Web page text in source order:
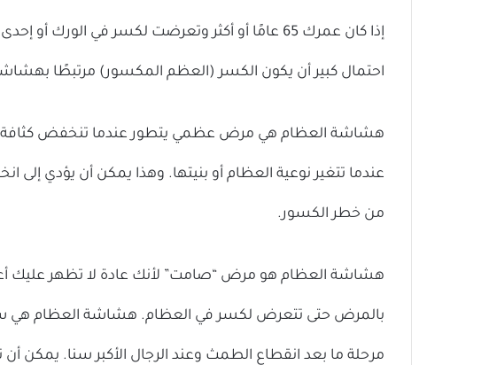
إذا كان عمرك 65 عامًا أو أكثر وتعرضت لكسر في
احتمال كبير أن يكون الكسر (العظم المكسور) مرتبطًا
هشاشة العظام هي مرض عظمي يتطور عندما تنخفض كثافة
عندما تتغير نوعية العظام أو بنيتها. وهذا يمكن أن يؤدي إلى
من خطر الكسور.
هشاشة العظام هو مرض “صامت” لأنك عادة لا تظهر عليك
بالمرض حتى تتعرض لكسر في العظام. هشاشة العظام هي
مرحلة ما بعد انقطاع الطمث وعند الرجال الأكبر سنا. يمكن